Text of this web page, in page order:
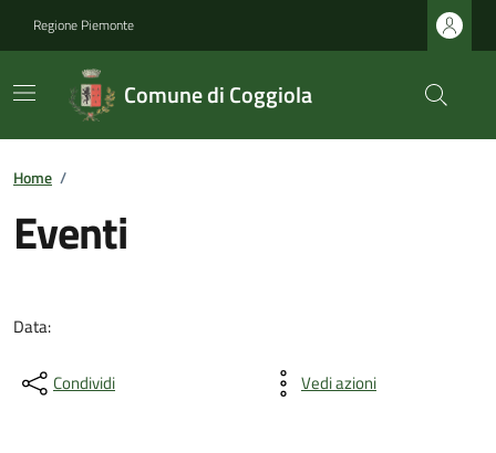
Regione Piemonte
Comune di Coggiola
Home /
Eventi
Data:
Condividi Vedi azioni